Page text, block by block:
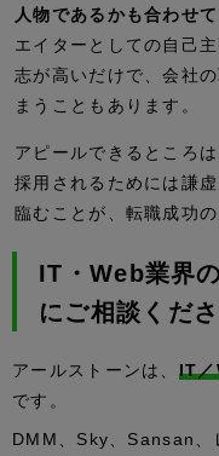
人物であるかも合わせ
エイターとしての自己
志が高いだけで、会社
まうこともあります。
アピールできるところ
採用されるためには謙
臨むことが、転職成功
IT・Web業界
にご相談くださ
アールストーンは、 IT／
です。
DMM、Sky、Sansan、